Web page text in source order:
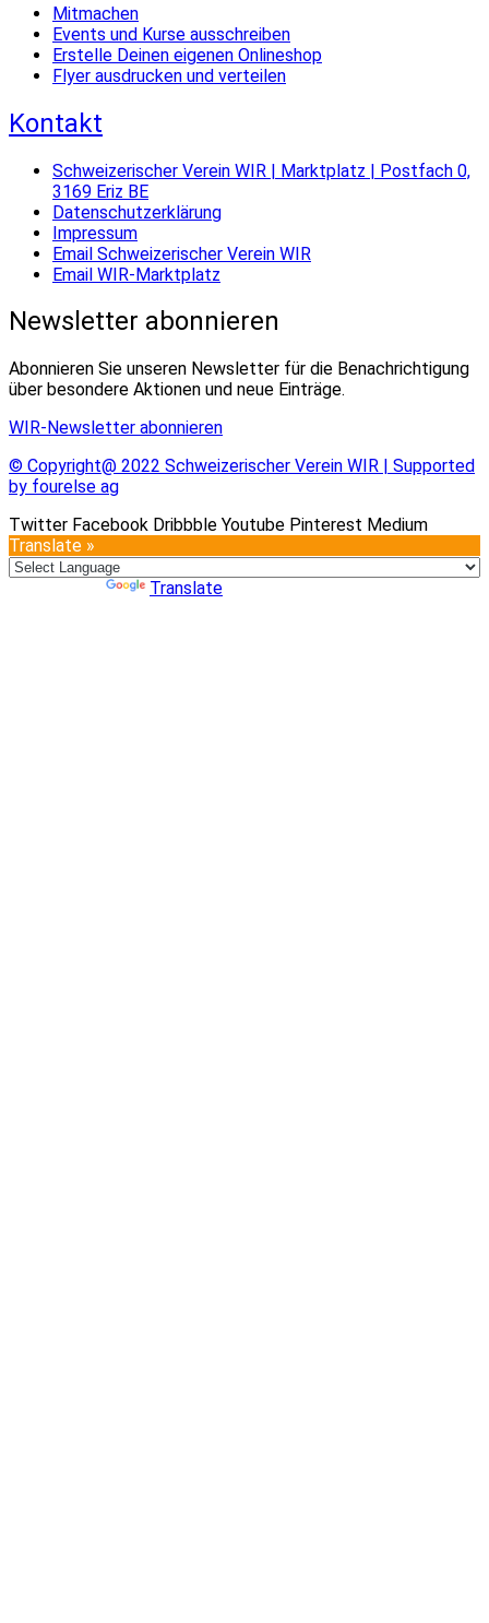
Mitmachen
Events und Kurse ausschreiben
Erstelle Deinen eigenen Onlineshop
Flyer ausdrucken und verteilen
Kontakt
Schweizerischer Verein WIR | Marktplatz | Postfach 0,
3169 Eriz BE
Datenschutzerklärung
Impressum
Email Schweizerischer Verein WIR
Email WIR-Marktplatz
Newsletter abonnieren
Abonnieren Sie unseren Newsletter für die Benachrichtigung
über besondere Aktionen und neue Einträge.
WIR-Newsletter abonnieren
© Copyright@ 2022 Schweizerischer Verein WIR | Supported
by fourelse ag
Twitter Facebook Dribbble Youtube Pinterest Medium
Translate »
Translate